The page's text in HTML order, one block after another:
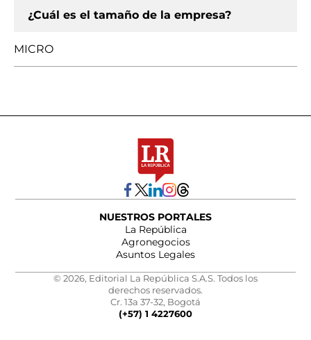
¿Cuál es el tamaño de la empresa?
MICRO
NUESTROS PORTALES
La República
Agronegocios
Asuntos Legales
© 2026, Editorial La República S.A.S. Todos los
derechos reservados.
Cr. 13a 37-32, Bogotá
(+57) 1 4227600